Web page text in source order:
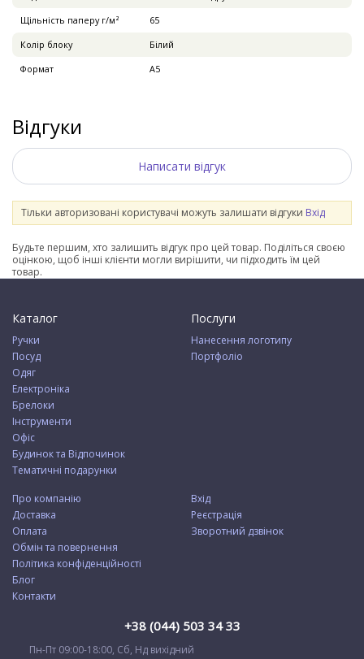
Щільність паперу г/м²
65
Колір блоку
Білий
Формат
А5
Відгуки
Написати відгук
Тільки авторизовані користувачі можуть залишати відгуки Вхід
Будьте першим, хто залишить відгук про цей товар. Поділіться своєю
оцінкою, щоб інші клієнти могли вирішити, чи підходить їм цей
товар.
Каталог
Ручки
Посуд
Одяг
Електроніка
Брелоки
Інструменти
Офіс
Будинок та Відпочинок
Тематичні подарунки
Послуги
Нанесення логотипу
Портфоліо
Про компанію
Доставка
Оплата
Обмін та повернення
Політика конфіденційності
Блог
Контакти
Вхід
Реєстрація
Зворотний дзвінок
+38 (044) 503 34 33
Пн-Пт 09:00-18:00, Сб, Нд вихідний